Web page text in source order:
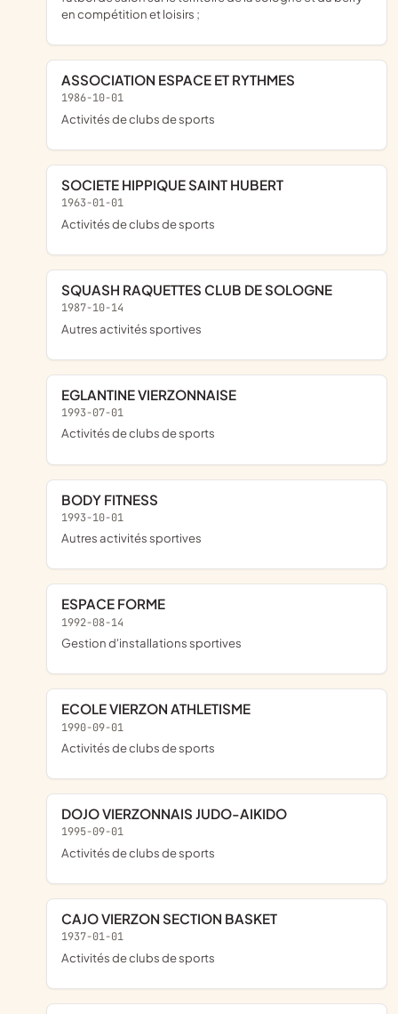
en compétition et loisirs ;
ASSOCIATION ESPACE ET RYTHMES
1986-10-01
Activités de clubs de sports
SOCIETE HIPPIQUE SAINT HUBERT
1963-01-01
Activités de clubs de sports
SQUASH RAQUETTES CLUB DE SOLOGNE
1987-10-14
Autres activités sportives
EGLANTINE VIERZONNAISE
1993-07-01
Activités de clubs de sports
BODY FITNESS
1993-10-01
Autres activités sportives
ESPACE FORME
1992-08-14
Gestion d'installations sportives
ECOLE VIERZON ATHLETISME
1990-09-01
Activités de clubs de sports
DOJO VIERZONNAIS JUDO-AIKIDO
1995-09-01
Activités de clubs de sports
CAJO VIERZON SECTION BASKET
1937-01-01
Activités de clubs de sports